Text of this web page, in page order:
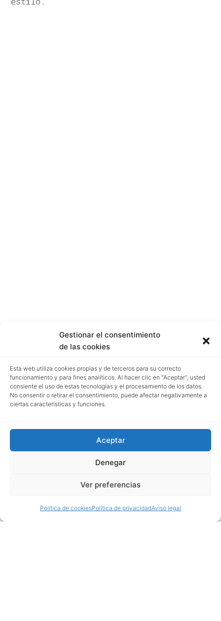
Gestionar el consentimiento
de las cookies
Esta web utiliza cookies propias y de terceros para su correcto
funcionamiento y para fines analíticos. Al hacer clic en "Aceptar", usted
consiente el uso de estas tecnologías y el procesamiento de los datos.
No consentir o retirar el consentimiento, puede afectar negativamente a
ciertas características y funciones.
Aceptar
Denegar
Ver preferencias
Política de cookiesPolítica de privacidadAviso legal